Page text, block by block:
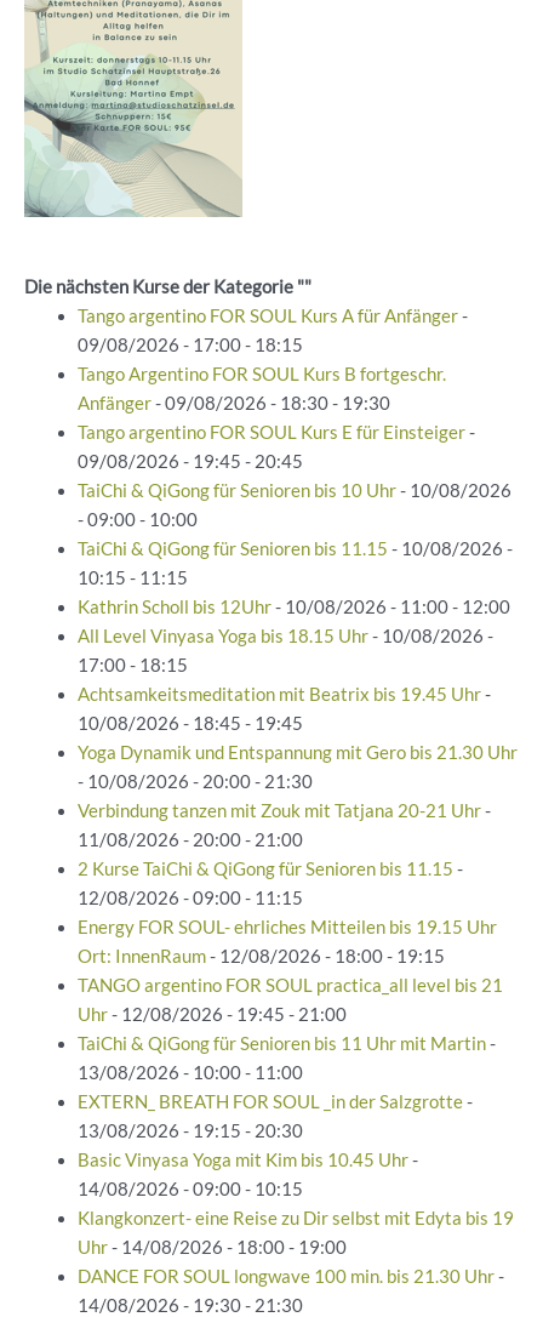
Die nächsten Kurse der Kategorie ""
Tango argentino FOR SOUL Kurs A für Anfänger-
09/08/2026 - 17:00 - 18:15
Tango Argentino FOR SOUL Kurs B fortgeschr.
Anfänger- 09/08/2026 - 18:30 - 19:30
Tango argentino FOR SOUL Kurs E für Einsteiger-
09/08/2026 - 19:45 - 20:45
TaiChi & QiGong für Senioren bis 10 Uhr- 10/08/2026
- 09:00 - 10:00
TaiChi & QiGong für Senioren bis 11.15 - 10/08/2026 -
10:15 - 11:15
Kathrin Scholl bis 12Uhr- 10/08/2026 - 11:00 - 12:00
All Level Vinyasa Yoga bis 18.15 Uhr- 10/08/2026 -
17:00 - 18:15
Achtsamkeitsmeditation mit Beatrix bis 19.45 Uhr-
10/08/2026 - 18:45 - 19:45
Yoga Dynamik und Entspannung mit Gero bis 21.30 Uhr
- 10/08/2026 - 20:00 - 21:30
Verbindung tanzen mit Zouk mit Tatjana 20-21 Uhr-
11/08/2026 - 20:00 - 21:00
2 Kurse TaiChi & QiGong für Senioren bis 11.15 -
12/08/2026 - 09:00 - 11:15
Energy FOR SOUL- ehrliches Mitteilen bis 19.15 Uhr
Ort: InnenRaum- 12/08/2026 - 18:00 - 19:15
TANGO argentino FOR SOUL practica_all level bis 21
Uhr- 12/08/2026 - 19:45 - 21:00
TaiChi & QiGong für Senioren bis 11 Uhr mit Martin-
13/08/2026 - 10:00 - 11:00
EXTERN_ BREATH FOR SOUL _in der Salzgrotte-
13/08/2026 - 19:15 - 20:30
Basic Vinyasa Yoga mit Kim bis 10.45 Uhr-
14/08/2026 - 09:00 - 10:15
Klangkonzert- eine Reise zu Dir selbst mit Edyta bis 19
Uhr- 14/08/2026 - 18:00 - 19:00
DANCE FOR SOUL longwave 100 min. bis 21.30 Uhr-
14/08/2026 - 19:30 - 21:30